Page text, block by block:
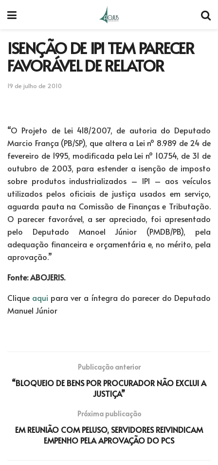
ISENÇÃO DE IPI TEM PARECER
FAVORÁVEL DE RELATOR
19 de julho de 2010
“O Projeto de Lei 418/2007, de autoria do Deputado
Marcio França (PB/SP), que altera a Lei nº 8.989 de 24 de
fevereiro de 1995, modificada pela Lei nº 10.754, de 31 de
outubro de 2003, para estender a isenção de imposto
sobre produtos industrializados – IPI – aos veículos
utilizados pelos oficiais de justiça usados em serviço,
aguarda pauta na Comissão de Finanças e Tributação.
O parecer favorável, a ser apreciado, foi apresentado
pelo Deputado Manoel Júnior (PMDB/PB), pela
adequação financeira e orçamentária e, no mérito, pela
aprovação.”
Fonte: ABOJERIS.
Clique aqui para ver a íntegra do parecer do Deputado
Manuel Júnior
Publicação anterior
“BLOQUEIO DE BENS POR PROCURADOR NÃO EXCLUI A
JUSTIÇA”
Próxima publicação
EM REUNIÃO COM PELUSO, SERVIDORES REIVINDICAM
EMPENHO PELA APROVAÇÃO DO PCS